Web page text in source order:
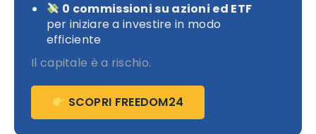
0 commissioni su azioni ed ETF
per iniziare a investire in modo
efficiente
Il capitale è a rischio.
SCOPRI FREEDOM24